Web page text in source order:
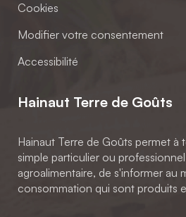
Cookies
Modifier votre consentement
Accessibilité
Hainaut Terre de Goûts
Hainaut Terre de Goûts permet à
simple particulier ou
agroalimentaire, de s'informer au
consommation qui sont produits